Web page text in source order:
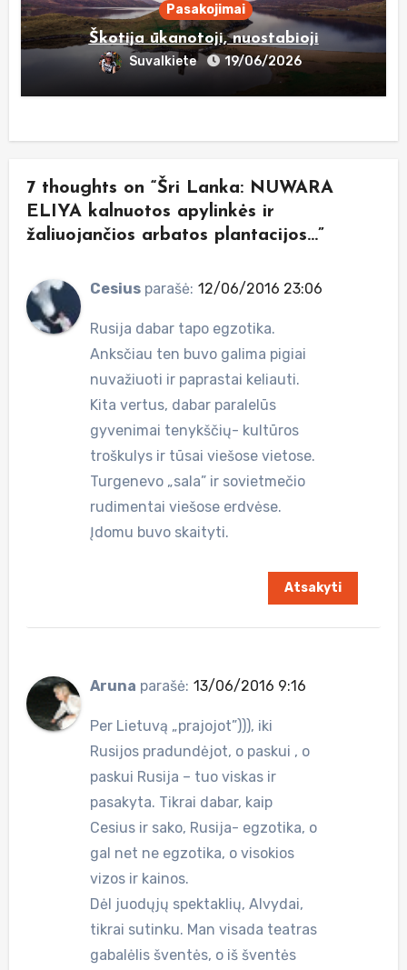
Pasakojimai
Škotija ūkanotoji, nuostabioji
Suvalkiete 19/06/2026
7 thoughts on “Šri Lanka: NUWARA
ELIYA kalnuotos apylinkės ir
žaliuojančios arbatos plantacijos…”
Cesius parašė: 12/06/2016 23:06
Rusija dabar tapo egzotika.
Anksčiau ten buvo galima pigiai
nuvažiuoti ir paprastai keliauti.
Kita vertus, dabar paralelūs
gyvenimai tenykščių- kultūros
troškulys ir tūsai viešose vietose.
Turgenevo „sala” ir sovietmečio
rudimentai viešose erdvėse.
Įdomu buvo skaityti.
Atsakyti
Aruna parašė: 13/06/2016 9:16
Per Lietuvą „prajojot”))), iki
Rusijos pradundėjot, o paskui , o
paskui Rusija – tuo viskas ir
pasakyta. Tikrai dabar, kaip
Cesius ir sako, Rusija- egzotika, o
gal net ne egzotika, o visokios
vizos ir kainos.
Dėl juodųjų spektaklių, Alvydai,
tikrai sutinku. Man visada teatras
gabalėlis šventės, o iš šventės